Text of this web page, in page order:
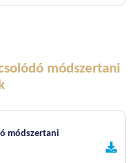
módszertani
módszertani